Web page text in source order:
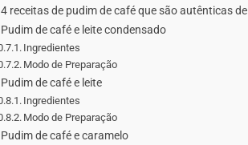
4 receitas de pudim de café que são autênticas
Pudim de café e leite condensado
Ingredientes
Modo de Preparação
Pudim de café e leite
Ingredientes
Modo de Preparação
Pudim de café e caramelo